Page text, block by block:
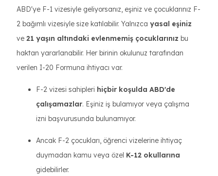
ABD'ye F-1 vizesiyle geliyorsanız, eşiniz ve çocuklarınız F-
2 bağımlı vizesiyle size katılabilir. Yalnızca yasal eşiniz
ve 21 yaşın altındaki evlenmemiş çocuklarınız bu
haktan yararlanabilir. Her birinin okulunuz tarafından
verilen I-20 Formuna ihtiyacı var.
F-2 vizesi sahipleri hiçbir koşulda ABD'de
çalışamazlar. Eşiniz iş bulamıyor veya çalışma
izni başvurusunda bulunamıyor.
Ancak F-2 çocukları, öğrenci vizelerine ihtiyaç
duymadan kamu veya özel K-12 okullarına
gidebilirler.